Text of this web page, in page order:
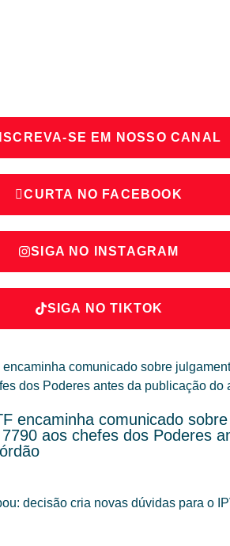
SE EM NOSSO CANAL
CURTA NO FACEBOOK
SIGA NO INSTAGRAM
SIGA NO TIKTOK
encaminha comunicado
aos chefes dos Poderes